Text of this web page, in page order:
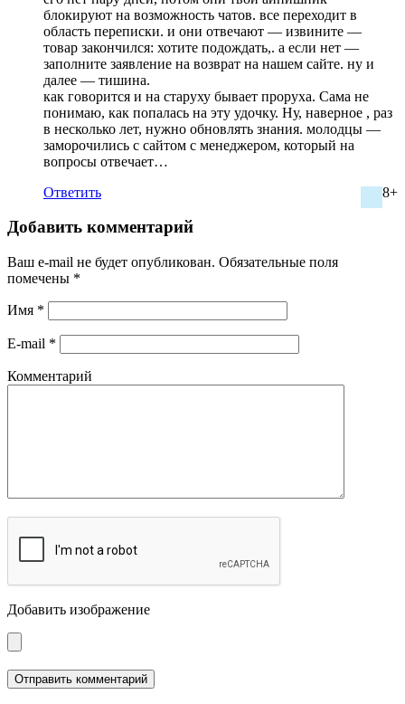
блокируют на возможность чатов. все переходит в
область переписки. и они отвечают — извините —
товар закончился: хотите подождать,. а если нет —
заполните заявление на возврат на нашем сайте. ну и
далее — тишина.
как говорится и на старуху бывает проруха. Сама не
понимаю, как попалась на эту удочку. Ну, наверное , раз
в несколько лет, нужно обновлять знания. молодцы —
заморочились с сайтом с менеджером, который на
вопросы отвечает…
8+
Ответить
Добавить комментарий
Ваш e-mail не будет опубликован. Обязательные поля
помечены *
Имя *
E-mail *
Комментарий
Добавить изображение